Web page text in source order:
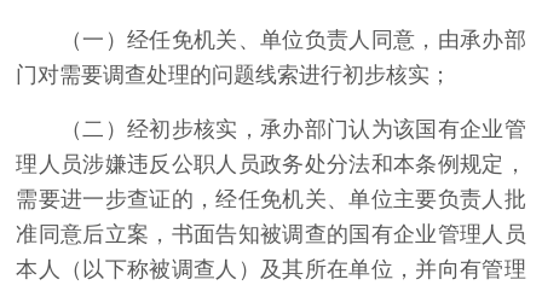
（一）经任免机关、单位负责人同意，由承办部
门对需要调查处理的问题线索进行初步核实；
（二）经初步核实，承办部门认为该国有企业管
理人员涉嫌违反公职人员政务处分法和本条例规定，
需要进一步查证的，经任免机关、单位主要负责人批
准同意后立案，书面告知被调查的国有企业管理人员
本人（以下称被调查人）及其所在单位，并向有管理